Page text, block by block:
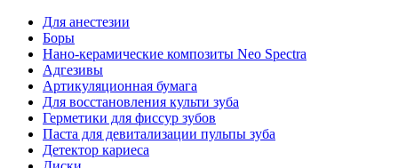
Для анестезии
Боры
Нано-керамические композиты Neo Spectra
Адгезивы
Артикуляционная бумага
Для восстановления культи зуба
Герметики для фиссур зубов
Паста для девитализации пульпы зуба
Детектор кариеса